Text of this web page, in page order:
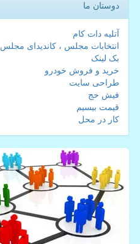
دوستان ما
آتلیه دات کام
انتخابات مجلس ، کاندیدای مجلس
بک لینک
خرید و فروش خودرو
طراحی سایت
فیش حج
قیمت بیسیم
کار در محل